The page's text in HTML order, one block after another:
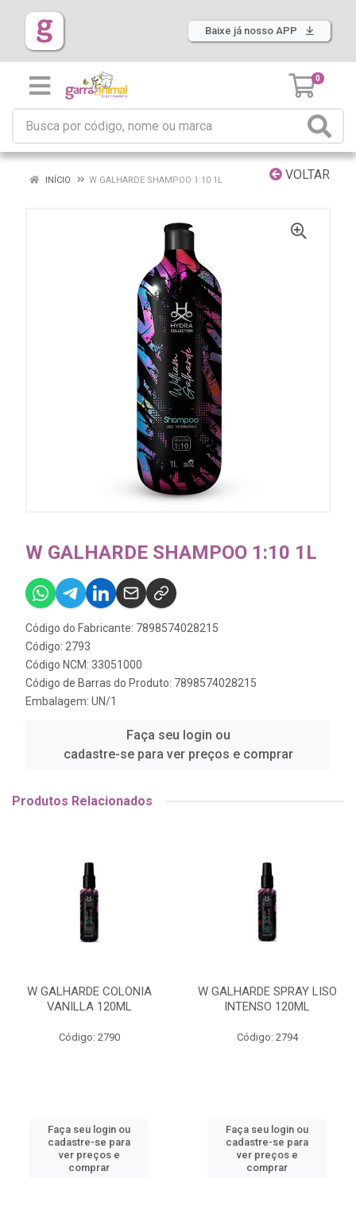
Baixe já nosso APP
0
VOLTAR
INÍCIO W GALHARDE SHAMPOO 1:10 1L
W GALHARDE SHAMPOO 1:10 1L
Código do Fabricante: 7898574028215
Código: 2793
Código NCM: 33051000
Código de Barras do Produto: 7898574028215
Embalagem: UN/1
Faça seu login ou
cadastre-se para ver preços e comprar
Produtos Relacionados
W GALHARDE COLONIA
VANILLA 120ML
Código: 2790
Faça seu login ou
cadastre-se para
ver preços e
comprar
W GALHARDE SPRAY LISO
INTENSO 120ML
Código: 2794
Faça seu login ou
cadastre-se para
ver preços e
comprar